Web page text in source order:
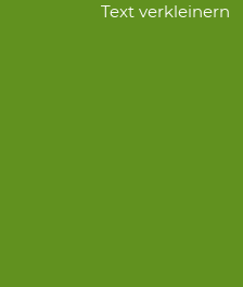
Text verkleinern